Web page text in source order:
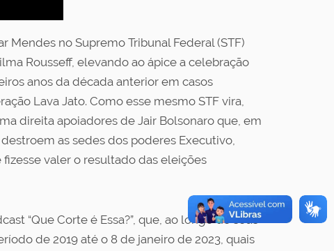
Mendes no Supremo Tribunal Federal (STF)
Rousseff, elevando ao ápice a celebração
anos da década anterior em casos
Lava Jato. Como esse mesmo STF vira,
direita apoiadores de Jair Bolsonaro que, em
as sedes dos poderes Executivo,
valer o resultado das eleições
“Que Corte é Essa?”, que, ao longo de seus
de 2019 até o 8 de janeiro de 2023, quais